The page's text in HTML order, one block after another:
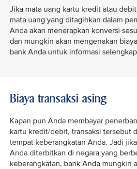
Jika mata uang kartu kredit atau
mata uang yang ditagihkan dalam
Anda akan menerapkan konversi
dan mungkin akan mengenakan
bank Anda untuk informasi
Biaya transaksi asing
Kapan pun Anda membayar
kartu kredit/debit, transaksi tersebut
tempat keberangkatan Anda. Jadi
Anda diterbitkan di negara yang
keberangkatan, bank Anda mungkin